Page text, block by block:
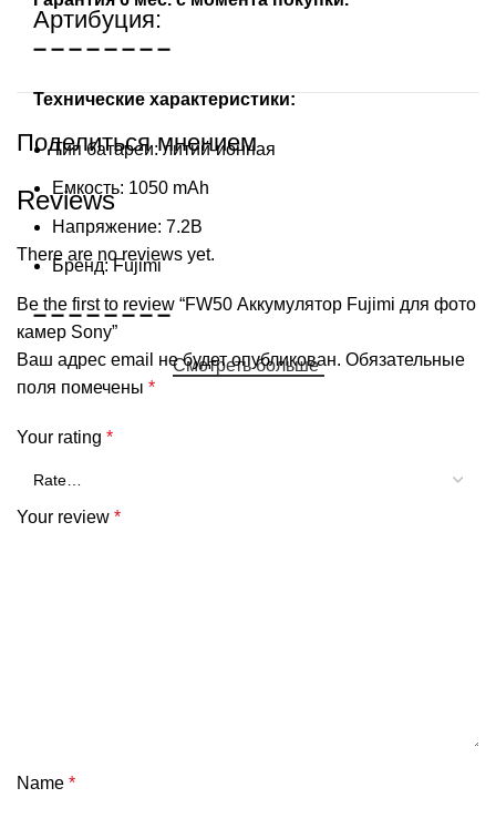
➖ ➖ ➖ ➖ ➖ ➖ ➖ ➖
Технические характеристики:
Тип батареи: литий-ионная
Емкость: 1050 mAh
Напряжение: 7.2В
Бренд: Fujimi
➖ ➖ ➖ ➖ ➖ ➖ ➖ ➖
Смотреть больше
Артибуция:
Поделиться мнением
Reviews
There are no reviews yet.
Be the first to review “FW50 Аккумулятор Fujimi для фото
камер Sony”
Ваш адрес email не будет опубликован. Обязательные
поля помечены *
Your rating *
Your review *
Name *